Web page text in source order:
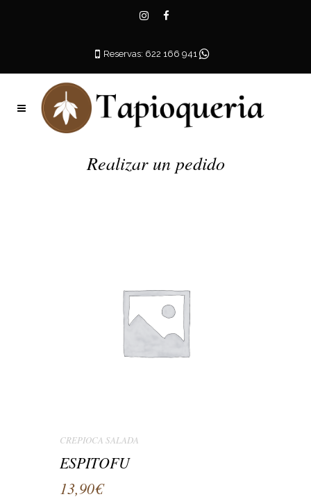
Reservas: 622 166 941
Realizar un pedido
CREPIOCA SALADA
ESPITOFU
13,90€